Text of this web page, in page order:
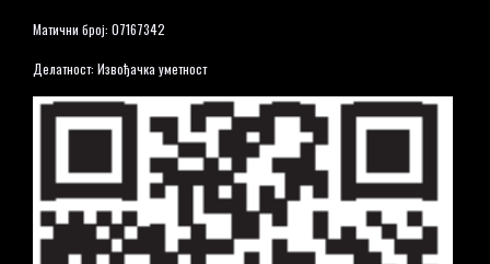
Матични број: 07167342
Делатност: Извођачка уметност